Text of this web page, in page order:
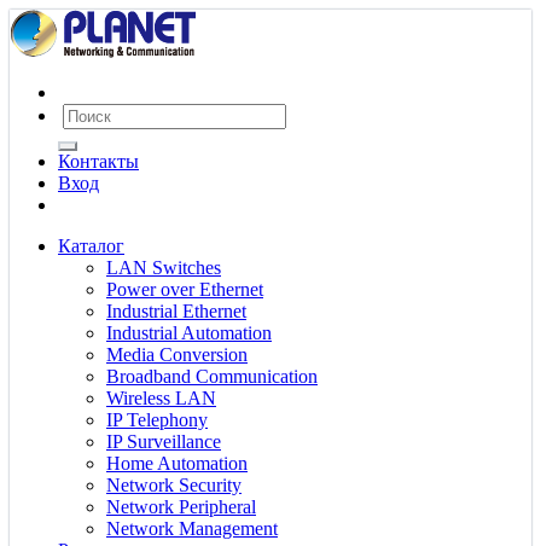
Контакты
Вход
Каталог
LAN Switches
Power over Ethernet
Industrial Ethernet
Industrial Automation
Media Conversion
Broadband Communication
Wireless LAN
IP Telephony
IP Surveillance
Home Automation
Network Security
Network Peripheral
Network Management